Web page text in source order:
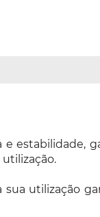
e estabilidade,
utilização